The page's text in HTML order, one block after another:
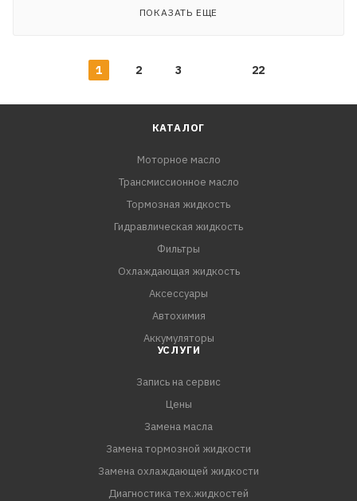
ПОКАЗАТЬ ЕЩЕ
1 2 3 22
КАТАЛОГ
Моторное масло
Трансмиссионное масло
Тормозная жидкость
Гидравлическая жидкость
Фильтры
Охлаждающая жидкость
Аксессуары
Автохимия
Аккумуляторы
УСЛУГИ
Запись на сервис
Цены
Замена масла
Замена тормозной жидкости
Замена охлаждающей жидкости
Диагностика тех.жидкостей